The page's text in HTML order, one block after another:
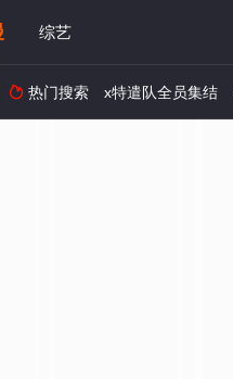
综艺
 热门搜索 x特遣队全员集结